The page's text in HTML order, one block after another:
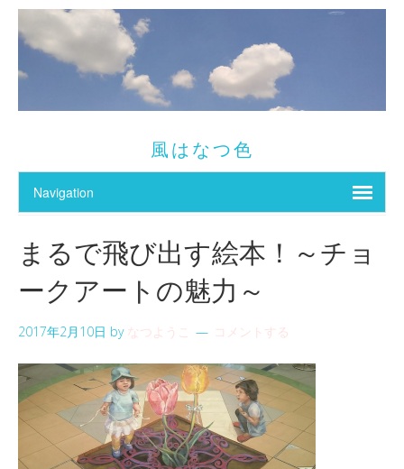
風はなつ色
まるで飛び出す絵本！～チョ
ークアートの魅力～
2017年2月10日 by なつようこ コメントする